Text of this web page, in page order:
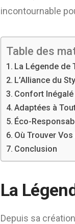
incontournable
Table des
La Légende de
L’Alliance du
Confort Inégalé
Adaptées à
Éco-
Où Trouver
Conclusion
La
Depuis sa